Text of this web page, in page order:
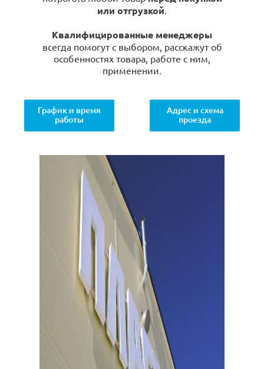
или отгрузкой.
Квалифицированные менеджеры
всегда помогут с выбором, расскажут об
особенностях товара, работе с ним,
применении.
График и время
работы
Адрес и схема
проезда